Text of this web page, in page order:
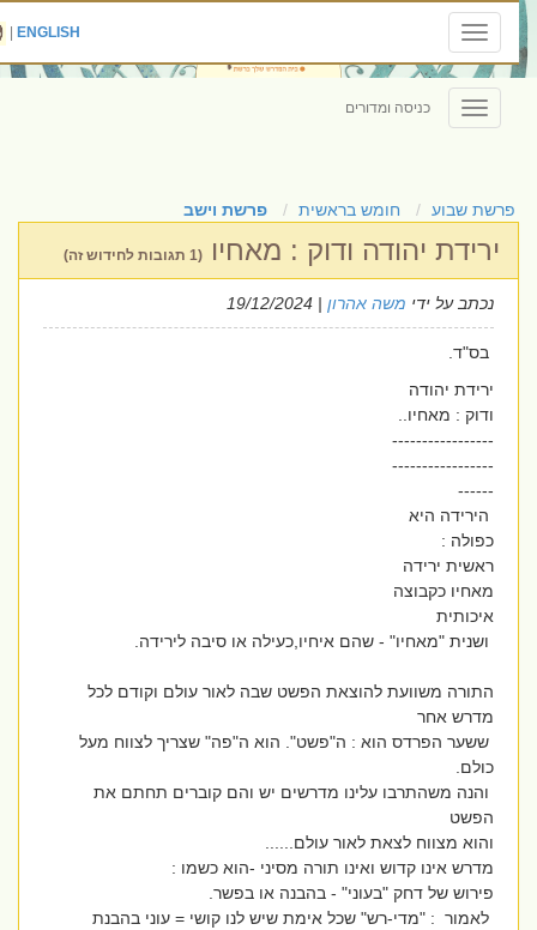
Toggle
navigation
ENGLISH
|
Toggle
navigation
כניסה ומדורים
פרשת שבוע חומש בראשית פרשת וישב
ירידת יהודה ודוק : מאחיו
נכתב על ידימשה אהרון| 19/12/2024
בס"ד.
ירידת יהודה
ודוק : מאחיו..
-----------------
-----------------
------
הירידה היא
כפולה :
ראשית ירידה
מאחיו כקבוצה
איכותית
ושנית "מאחיו" - שהם איחיו,כעילה או סיבה לירידה.
התורה משוועת להוצאת הפשט שבה לאור עולם וקודם לכל
מדרש אחר
ששער הפרדס הוא : ה"פשט". הוא ה"פה" שצריך לצווח מעל
כולם.
והנה משהתרבו עלינו מדרשים יש והם קוברים תחתם את
הפשט
והוא מצווח לצאת לאור עולם......
מדרש אינו קדוש ואינו תורה מסיני -הוא כשמו :
פירוש של דחק "בעוני" - בהבנה או בפשר.
לאמור : "מדי-רש" שכל אימת שיש לנו קושי = עוני בהבנת